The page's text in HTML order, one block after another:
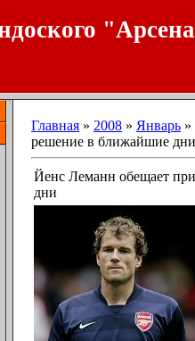
Главная » 2008 » Январь »
решение в ближайшие дни
Йенс Леманн обещает
дни